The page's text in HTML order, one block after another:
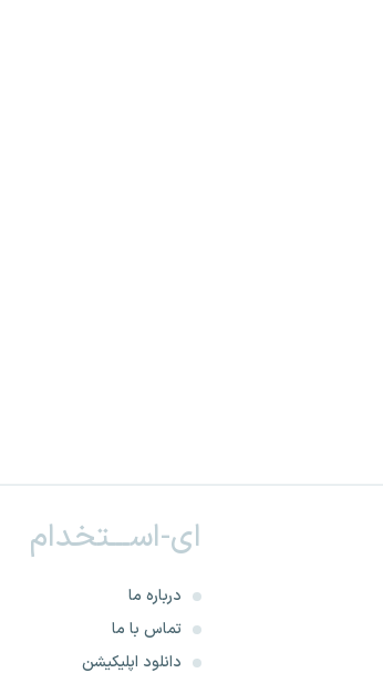
ای-اســـتخدام
درباره ما
تماس با ما
دانلود اپلیکیشن